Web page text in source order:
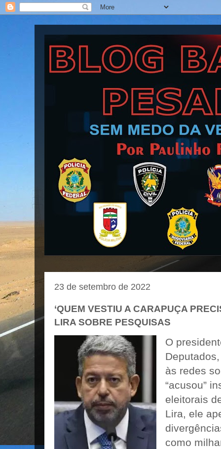
Blog Barra Pesada
23 de setembro de 2022
‘QUEM VESTIU A CARAPUÇA
LIRA SOBRE PESQUISAS
O
às redes
“acusou”
eleitorais
Lira, ele
como